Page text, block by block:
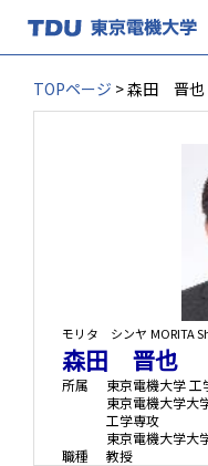
TOPページ > 森田 晋也
モリタ シンヤ MORITA
森田 晋也
所属
東京電機大学
東京電機大学大
工学専攻
東京電機大学大
職種
教授